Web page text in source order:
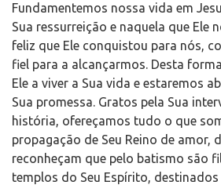
Fundamentemos nossa vida em
Sua ressurreição e naquela que Ele
feliz que Ele conquistou para nós,
fiel para a alcançarmos. Desta
Ele a viver a Sua vida e estaremos
Sua promessa. Gratos pela Sua
história, ofereçamos tudo o que
propagação de Seu Reino de amor,
reconheçam que pelo batismo são
templos do Seu Espírito,